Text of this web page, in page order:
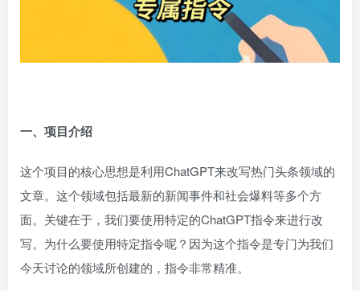
一、项目介绍
这个项目的核心思想是利用ChatGPT来改写热门头条领域的
文章。这个领域包括最新的新闻事件和社会爆料等多个方
面。关键在于，我们要使用特定的ChatGPT指令来进行改
写。为什么要使用特定指令呢？因为这个指令是专门为我们
今天讨论的领域所创建的，指令非常精准。